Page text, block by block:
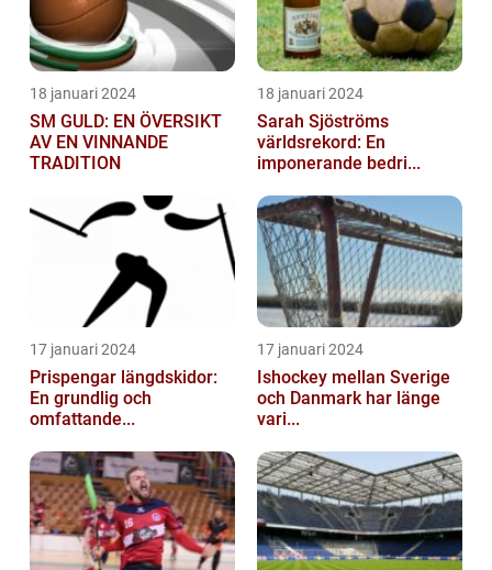
18 januari 2024
SM GULD: EN ÖVERSIKT
AV EN VINNANDE
TRADITION
18 januari 2024
Sarah Sjöströms
världsrekord: En
imponerande bedri...
17 januari 2024
Prispengar längdskidor:
En grundlig och
omfattande...
17 januari 2024
Ishockey mellan Sverige
och Danmark har länge
vari...